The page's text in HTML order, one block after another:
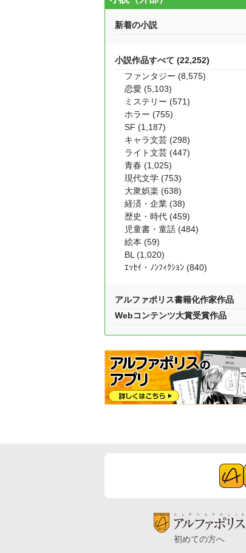
新着の小説
小説作品すべて (22,252)
ファンタジー (8,575)
恋愛 (5,103)
ミステリー (571)
ホラー (755)
SF (1,187)
キャラ文芸 (298)
ライト文芸 (447)
青春 (1,025)
現代文学 (753)
大衆娯楽 (638)
経済・企業 (38)
歴史・時代 (459)
児童書・童話 (484)
絵本 (59)
BL (1,020)
ｴｯｾｲ・ﾉﾝﾌｨｸｼｮﾝ (840)
アルファポリス書籍化作家作品
Webコンテンツ大賞受賞作品
初めての方へ